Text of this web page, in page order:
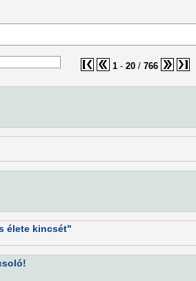
1- 20/ 766
élete kincsét"